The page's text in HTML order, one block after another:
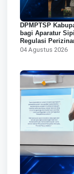
DPMPTSP
bagi Aparatur
Regulasi
04 Agustus 2026